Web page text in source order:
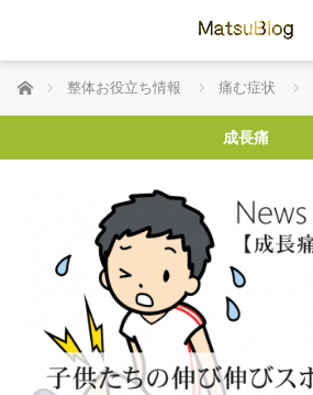
ホーム 整体お役立ち情報 痛む症状
成長痛